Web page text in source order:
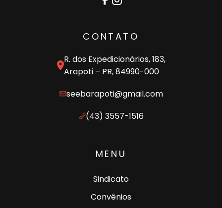
CONTATO
R. dos Expedicionários, 183,
Arapoti – PR, 84990-000
seebarapoti@gmail.com
(43) 3557-1516
MENU
Sindicato
Convênios